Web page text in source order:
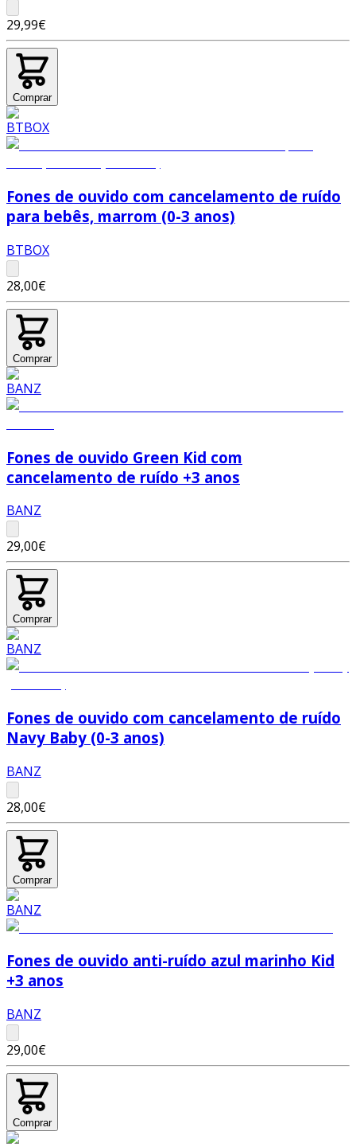
29,99€
Comprar
Fones de ouvido com cancelamento de ruído
para bebês, marrom (0-3 anos)
BTBOX
28,00€
Comprar
Fones de ouvido Green Kid com
cancelamento de ruído +3 anos
BANZ
29,00€
Comprar
Fones de ouvido com cancelamento de ruído
Navy Baby (0-3 anos)
BANZ
28,00€
Comprar
Fones de ouvido anti-ruído azul marinho Kid
+3 anos
BANZ
29,00€
Comprar